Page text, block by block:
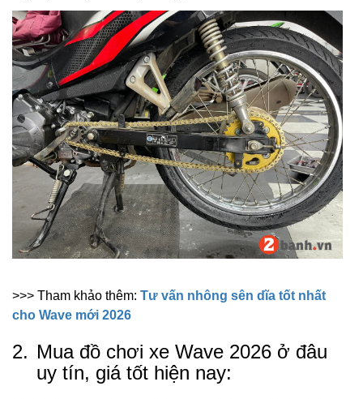
>>> Tham khảo thêm: Tư vấn nhông sên dĩa tốt nhất
cho Wave mới 2026
2. Mua đồ chơi xe Wave 2026 ở đâu
uy tín, giá tốt hiện nay: